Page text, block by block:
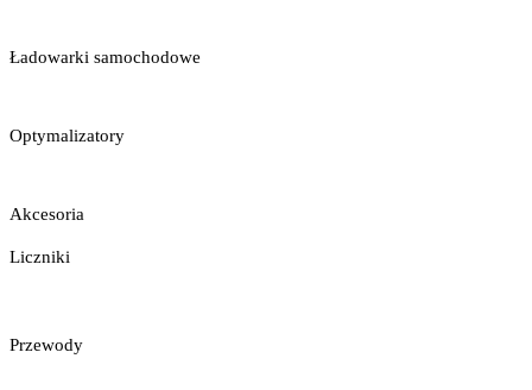
Ładowarki samochodowe
Optymalizatory
Akcesoria
Liczniki
Przewody